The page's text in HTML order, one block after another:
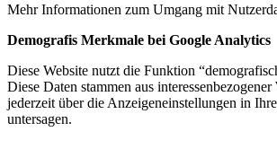
Mehr Informationen zum Umgang mit
Demografis Merkmale bei Google Analytics
Diese Website nutzt die Funktion
Diese Daten stammen aus
jederzeit über die Anzeigeneinstellungen in
untersagen.